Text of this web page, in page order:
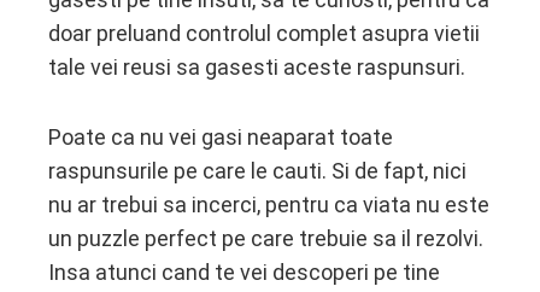
doar preluand controlul complet asupra vietii
tale vei reusi sa gasesti aceste raspunsuri.
Poate ca nu vei gasi neaparat toate
raspunsurile pe care le cauti. Si de fapt, nici
nu ar trebui sa incerci, pentru ca viata nu este
un puzzle perfect pe care trebuie sa il rezolvi.
Insa atunci cand te vei descoperi pe tine